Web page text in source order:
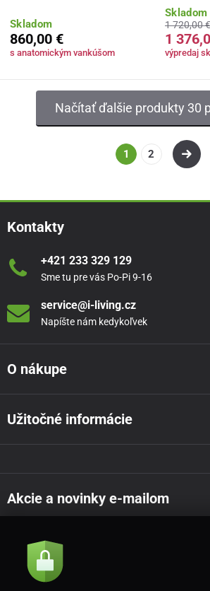
Skladom
860,00 €
s anatomickým vankúšom
Skladom
1 720,00 €
1
výpredaj
Načítať ďalšie produkty 30
1 2
Kontakty
+421 233 329 129
Sme tu pre vás Po-Pi 9-16
service@i-living.cz
Napíšte nám kedykoľvek
O nákupe
Užitočné informácie
Akcie a novinky e-mailom
Súhlasím so